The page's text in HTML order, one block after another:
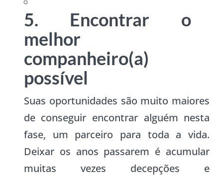
5. Encontrar o
melhor
companheiro(a)
possível
Suas oportunidades são muito maiores
de conseguir encontrar alguém nesta
fase, um parceiro para toda a vida.
Deixar os anos passarem é acumular
muitas vezes decepções e